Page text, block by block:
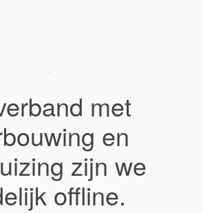
met
en
zijn we
offline.